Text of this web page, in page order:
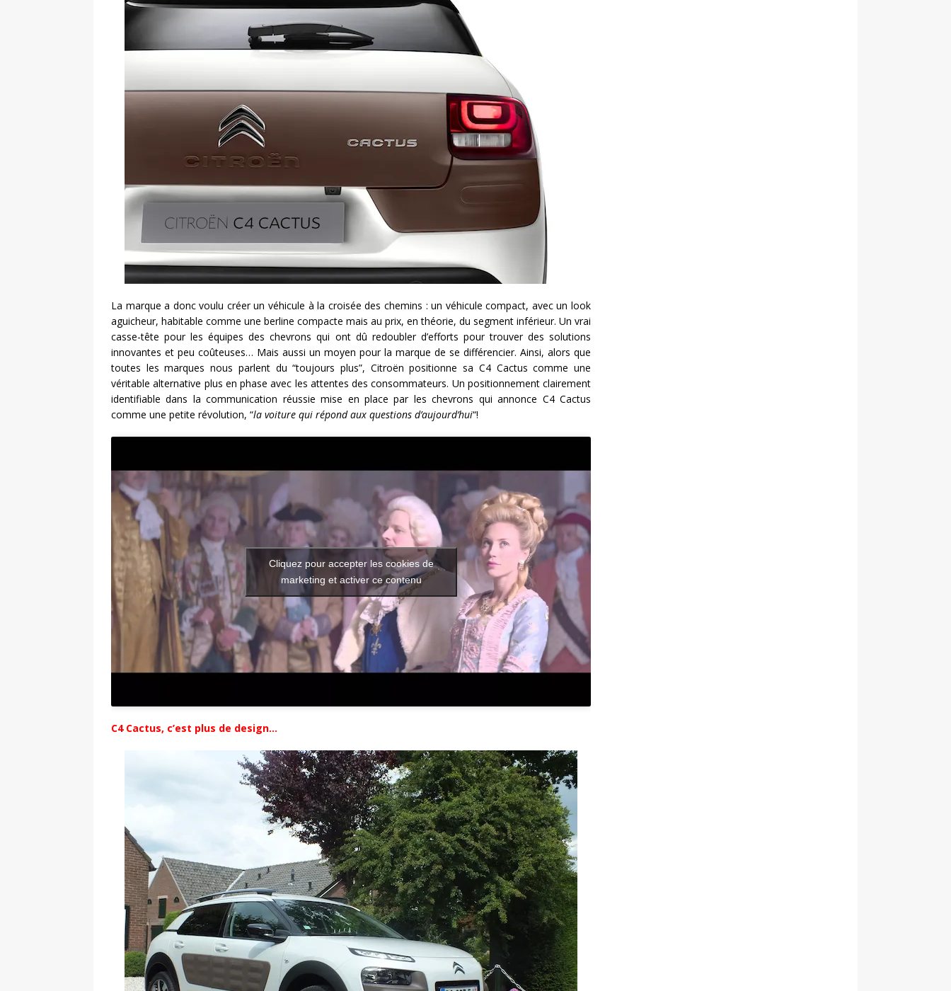
La marque a donc voulu créer un véhicule à la croisée des chemins : un véhicule compact, avec un look
aguicheur, habitable comme une berline compacte mais au prix, en théorie, du segment inférieur. Un vrai
casse-tête pour les équipes des chevrons qui ont dû redoubler d’efforts pour trouver des solutions
innovantes et peu coûteuses… Mais aussi un moyen pour la marque de se différencier. Ainsi, alors que
toutes les marques nous parlent du “toujours plus”, Citroën positionne sa C4 Cactus comme une
véritable alternative plus en phase avec les attentes des consommateurs. Un positionnement clairement
identifiable dans la communication réussie mise en place par les chevrons qui annonce C4 Cactus
comme une petite révolution, “la voiture qui répond aux questions d’aujourd’hui“!
Cliquez pour accepter les cookies de
marketing et activer ce contenu
C4 Cactus, c’est plus de design…